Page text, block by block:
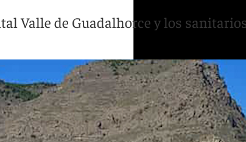
Valle de Guadalhorce y los